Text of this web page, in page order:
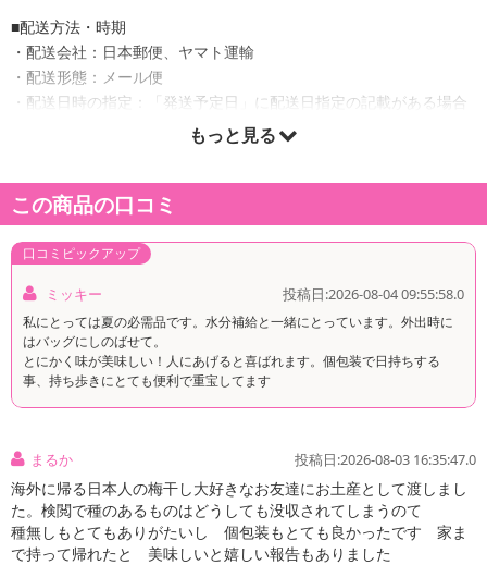
■配送方法・時期
・配送会社：日本郵便、ヤマト運輸
・配送形態：メール便
・配送日時の指定：「発送予定日」に配送日指定の記載がある場合
※発送予定日は到着日ではありません。
商品詳細
もっと見る
この商品の口コミ
口コミピックアップ
ミッキー 投稿日:2026-08-04 09:55:58.0
私にとっては夏の必需品です。水分補給と一緒にとっています。外出時に
はバッグにしのばせて。
とにかく味が美味しい！人にあげると喜ばれます。個包装で日持ちする
事、持ち歩きにとても便利で重宝してます
まるか 投稿日:2026-08-03 16:35:47.0
海外に帰る日本人の梅干し大好きなお友達にお土産として渡しまし
た。検閲で種のあるものはどうしても没収されてしまうのて
種無しもとてもありがたいし 個包装もとても良かったです 家ま
で持って帰れたと 美味しいと嬉しい報告もありました